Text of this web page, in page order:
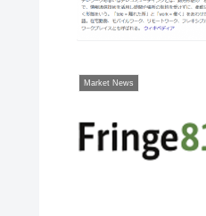
Market News